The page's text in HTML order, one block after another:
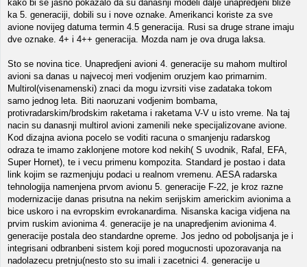
kako bi se jasno pokazalo da su danasnji modeli dalje unapredjeni blize
ka 5. generaciji, dobili su i nove oznake. Amerikanci koriste za sve
avione novijeg datuma termin 4.5 generacija. Rusi sa druge strane imaju
dve oznake. 4+ i 4++ generacija. Mozda nam je ova druga laksa.
Sto se novina tice. Unapredjeni avioni 4. generacije su mahom multirol
avioni sa danas u najvecoj meri vodjenim oruzjem kao primarnim.
Multirol(visenamenski) znaci da mogu izvrsiti vise zadataka tokom
samo jednog leta. Biti naoruzani vodjenim bombama,
protivradarskim/brodskim raketama i raketama V-V u isto vreme. Na taj
nacin su danasnji multirol avioni zamenili neke specijalizovane avione.
Kod dizajna aviona pocelo se voditi racuna o smanjenju radarskog
odraza te imamo zaklonjene motore kod nekih( S uvodnik, Rafal, EFA,
Super Hornet), te i vecu primenu kompozita. Standard je postao i data
link kojim se razmenjuju podaci u realnom vremenu. AESA radarska
tehnologija namenjena prvom avionu 5. generacije F-22, je kroz razne
modernizacije danas prisutna na nekim serijskim americkim avionima a
bice uskoro i na evropskim evrokanardima. Nisanska kaciga vidjena na
prvim ruskim avionima 4. generacije je na unapredjenim avionima 4.
generacije postala deo standardne opreme. Jos jedno od poboljsanja je i
integrisani odbranbeni sistem koji pored mogucnosti upozoravanja na
nadolazecu pretnju(nesto sto su imali i zacetnici 4. generacije u